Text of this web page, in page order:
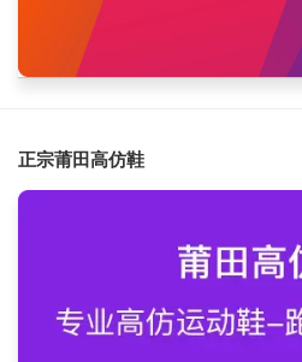
正宗莆田高仿鞋